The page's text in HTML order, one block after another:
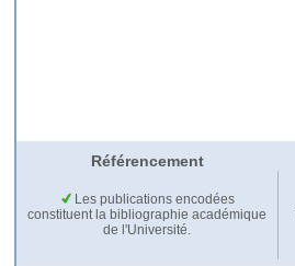
Référencement
Les publications encodées
constituent la bibliographie académique
de l'Université.